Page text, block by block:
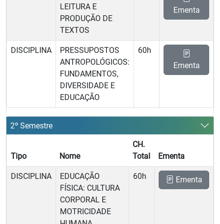
LEITURA E
PRODUÇÃO DE
TEXTOS
Ementa
DISCIPLINA
PRESSUPOSTOS
ANTROPOLÓGICOS:
FUNDAMENTOS,
DIVERSIDADE E
EDUCAÇÃO
60h
Ementa
2º Semestre
Tipo Nome
CH.
Total
Ementa
DISCIPLINA
EDUCAÇÃO
FÍSICA: CULTURA
CORPORAL E
MOTRICIDADE
60h Ementa